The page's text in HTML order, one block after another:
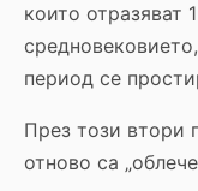
които отразяват
период се
През този втори
отново са